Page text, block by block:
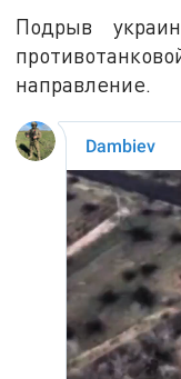
Подрыв
направление.